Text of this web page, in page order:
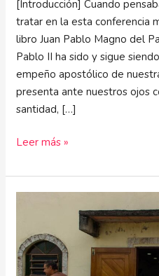
[Introducción] Cuando
tratar en la esta conferencia
libro Juan Pablo Magno del
Pablo II ha sido y sigue
empeño apostólico de
presenta ante nuestros ojos
santidad, […]
Leer más »
toda
misión